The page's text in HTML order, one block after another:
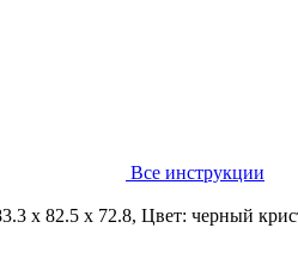
Все инструкции
х 82.5 х 72.8, Цвет: черный